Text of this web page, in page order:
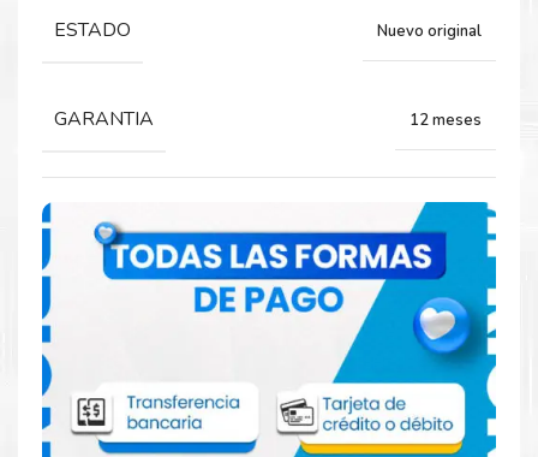
Comprar TINTA HP GT52 MAGENTA para
impresora HP 100 300
ESTADO Nuevo original
GARANTIA 12 meses